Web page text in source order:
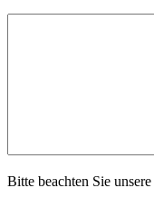
Bitte beachten Sie unsere